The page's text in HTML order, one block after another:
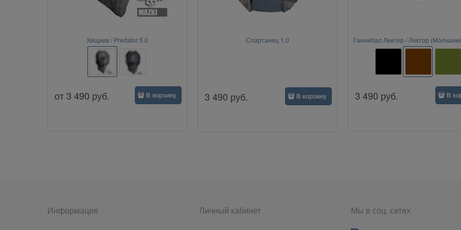
Хищник / Predator 5.0
от3 490 руб. В корзину
Спартанец 1.0
3 490 руб. В корзину
Ганнибал Лектер / Лектор (Молчание
3 490 руб. В
Информация Личный кабинет Мы в соц. сетях